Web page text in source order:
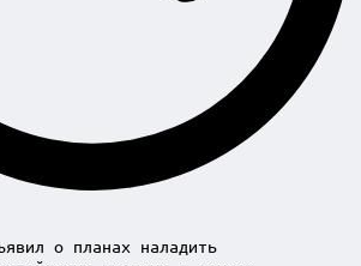
о планах наладить